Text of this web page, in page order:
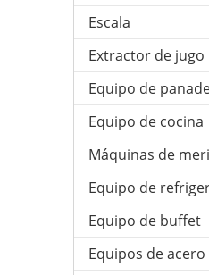
Escala
Extractor de jugo
Equipo de
Equipo de cocina
Máquinas de
Equipo de
Equipo de buffet
Equipos de